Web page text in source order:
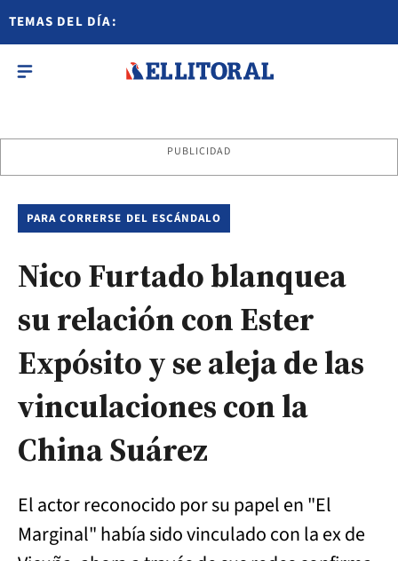
TEMAS DEL DÍA:
PUBLICIDAD
PARA CORRERSE DEL ESCÁNDALO
Nico Furtado blanquea
su relación con Ester
Expósito y se aleja de las
vinculaciones con la
China Suárez
El actor reconocido por su papel en "El
Marginal" había sido vinculado con la ex de